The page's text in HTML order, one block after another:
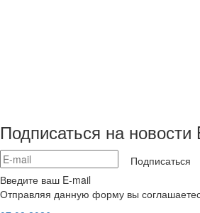
Подписаться на
Подписаться
Введите ваш E-mail
Отправляя данную форму вы